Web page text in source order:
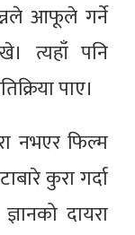
आफूले गर्ने
त्यहाँ पनि
पाए।
नभएर फिल्म
कुरा गर्दा
दायरा